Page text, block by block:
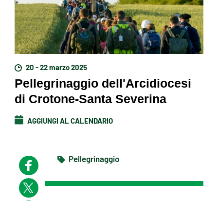
20 - 22 marzo 2025
Pellegrinaggio dell'Arcidiocesi
di Crotone-Santa Severina
AGGIUNGI AL CALENDARIO
Pellegrinaggio